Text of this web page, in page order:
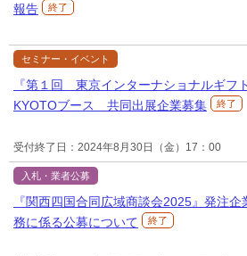
報告
終了
セミナー・イベント
『第１回 東京インターナショナルギ
KYOTOブース 共同出展企業募集
終了
受付終了日：2024年8月30日（金）17：00
入札・業者公募
『関西四国合同広域商談会2025』発注
務に係る公募について
終了